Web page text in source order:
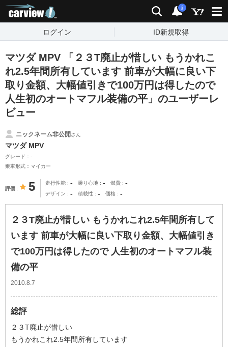
検索 通知
i
ログイン ID新規取得
マツダ MPV 「２３T廃止が惜しい もうかれこ
れ2.5年間所有しています 前車が大幅に良い下
取り金額、大幅値引きで100万円は得したので
人生初のオートマフル装備の平」のユーザーレ
ビュー
ニックネーム非公開さん
マツダ MPV
グレード：-
乗車形式：マイカー
評価 5 走行性能 - 乗り心地 - 燃費 -
デザイン - 積載性 - 価格 -
２３T廃止が惜しい もうかれこれ2.5年間所有して
います 前車が大幅に良い下取り金額、大幅値引き
で100万円は得したので 人生初のオートマフル装
備の平
2010.8.7
総評
２３T廃止が惜しい
もうかれこれ2.5年間所有しています